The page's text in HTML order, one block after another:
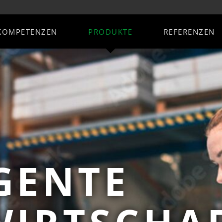
/ ERP
/ Inventar /
Management
Management
Wissens-KI & Automatisierung
Produktions-Steuerung
Dokumentenmanagement /
Digitaler Wissenszwilling
Sport-Mannschafts-
App-Entwicklung
PRODUKTE
ERP Erweiterungen
EPROFusion
B2B Shoplösung
WMS - Warehouse
Management System
KI-Agent + Automatisierung
Addon für Hubspot
Addon für Clockin-Time
Addon für Netstock
Sanktionsliste
Zollanbindung (Atlas)
KI-
Ihr
KI-
KI-Agenten
KI-
KI-
REFERENZEN